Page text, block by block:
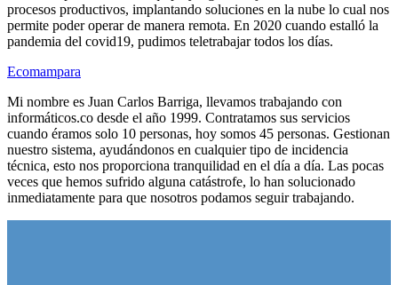
procesos productivos, implantando soluciones en la nube lo cual nos
permite poder operar de manera remota. En 2020 cuando estalló la
pandemia del covid19, pudimos teletrabajar todos los días.
Ecomampara
Mi nombre es Juan Carlos Barriga, llevamos trabajando con
informáticos.co desde el año 1999. Contratamos sus servicios
cuando éramos solo 10 personas, hoy somos 45 personas. Gestionan
nuestro sistema, ayudándonos en cualquier tipo de incidencia
técnica, esto nos proporciona tranquilidad en el día a día. Las pocas
veces que hemos sufrido alguna catástrofe, lo han solucionado
inmediatamente para que nosotros podamos seguir trabajando.